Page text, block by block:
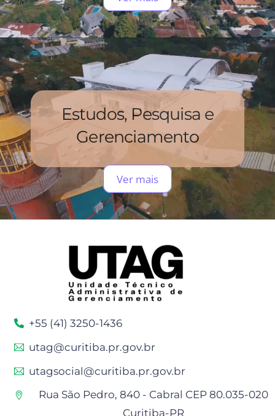
Estudos, Pesquisa e
Gerenciamento
Ver mais
+55 (41) 3250-1436
utag@curitiba.pr.gov.br
utagsocial@curitiba.pr.gov.br
Rua São Pedro, 840 - Cabral CEP 80.035-020
Curitiba-PR